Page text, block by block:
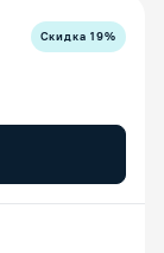
Скидка19%